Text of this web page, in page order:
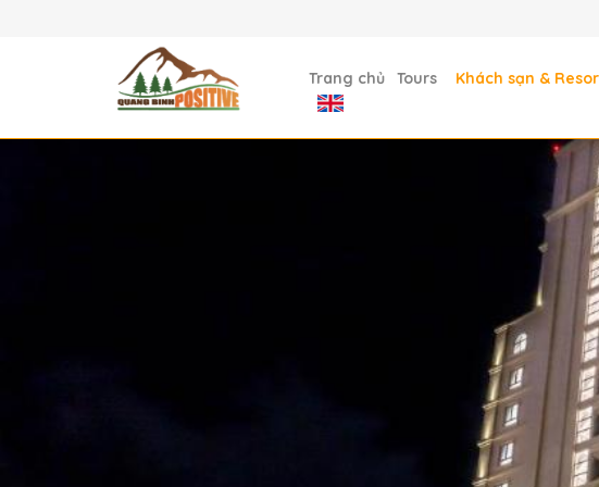
Trang chủ Tours Khách sạn &